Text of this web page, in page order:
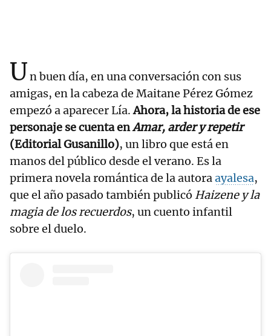
Un buen día, en una conversación con sus
amigas, en la cabeza de Maitane Pérez Gómez
empezó a aparecer Lía.Ahora, la historia de ese
personaje se cuenta enAmar, arder y repetir
(Editorial Gusanillo), un libro que está en
manos del público desde el verano. Es la
primera novela romántica de la autoraayalesa,
que el año pasado también publicó Haizene y la
magia de los recuerdos, un cuento infantil
sobre el duelo.